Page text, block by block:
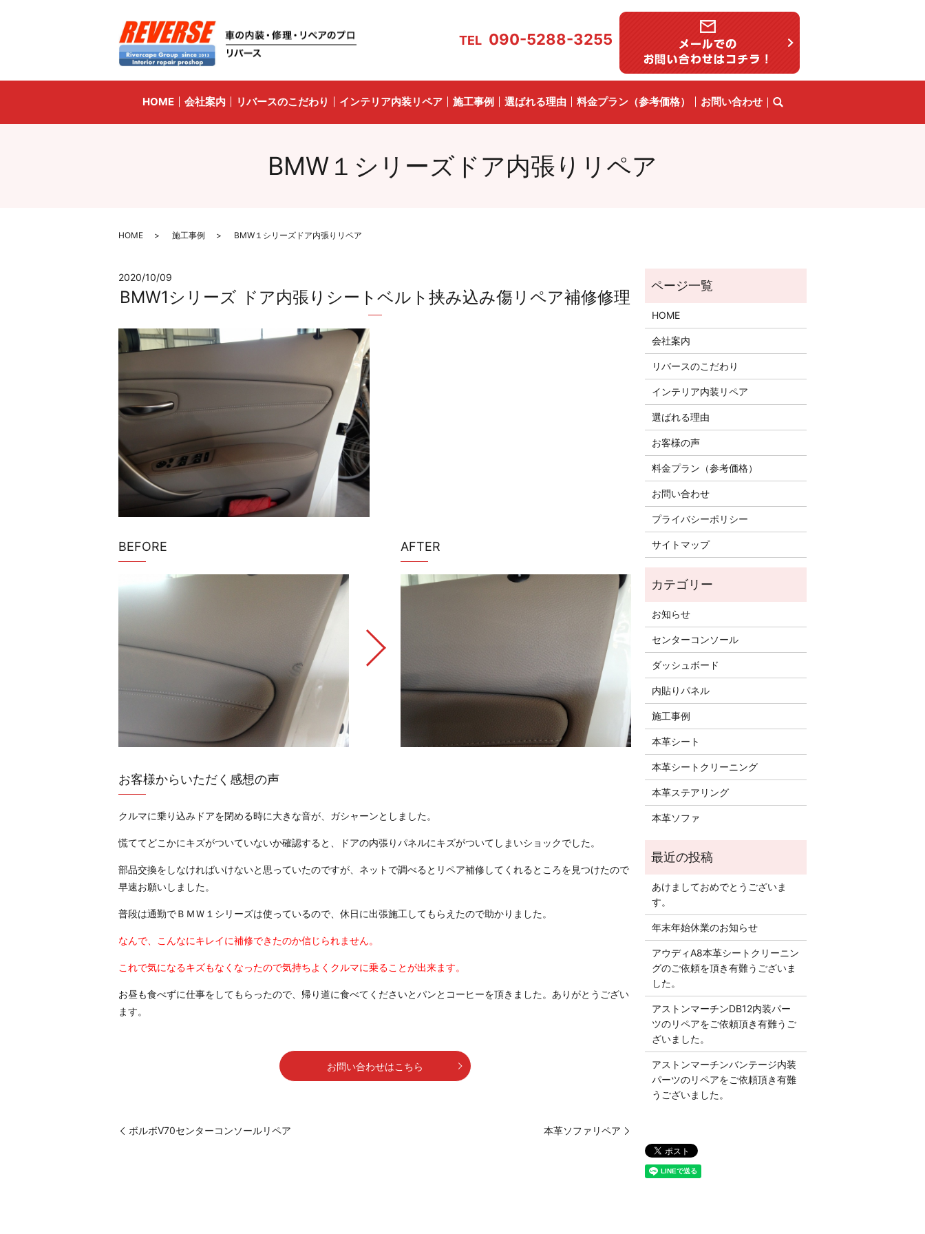
HOME 会社案内 リバースのこだわり インテリア内装リペア 施工事例 選ばれる理由 料金プラン（参考価格） お問い合わせ
TEL 090-5288-3255
BMW１シリーズドア内張りリペア
HOME 施工事例 BMW１シリーズドア内張りリペア
2020/10/09
BMW1シリーズ ドア内張りシートベルト挟み込み傷リペア補修修理
BEFORE AFTER
お客様からいただく感想の声
クルマに乗り込みドアを閉める時に大きな音が、ガシャーンとしました。
慌ててどこかにキズがついていないか確認すると、ドアの内張りパネルにキズがついてしまいショックでした。
部品交換をしなければいけないと思っていたのですが、ネットで調べるとリペア補修してくれるところを見つけたので
早速お願いしました。
普段は通勤でＢＭＷ１シリーズは使っているので、休日に出張施工してもらえたので助かりました。
なんで、こんなにキレイに補修できたのか信じられません。
これで気になるキズもなくなったので気持ちよくクルマに乗ることが出来ます。
お昼も食べずに仕事をしてもらったので、帰り道に食べてくださいとパンとコーヒーを頂きました。ありがとうござい
ます。
お問い合わせはこちら
ボルボV70センターコンソールリペア 本革ソファリペア
HOME
会社案内
リバースのこだわり
インテリア内装リペア
選ばれる理由
お客様の声
料金プラン（参考価格）
お問い合わせ
プライバシーポリシー
サイトマップ
お知らせ
センターコンソール
ダッシュボード
内貼りパネル
施工事例
本革シート
本革シートクリーニング
本革ステアリング
本革ソファ
あけましておめでとうございま
す。
年末年始休業のお知らせ
アウディA8本革シートクリーニン
グのご依頼を頂き有難うございま
した。
アストンマーチンDB12内装パー
ツのリペアをご依頼頂き有難うご
ざいました。
アストンマーチンバンテージ内装
パーツのリペアをご依頼頂き有難
うございました。